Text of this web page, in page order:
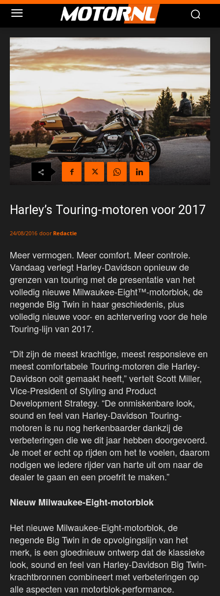
Harley’s Touring-motoren voor 2017
24/08/2016 door Redactie
Meer vermogen. Meer comfort. Meer controle.
Vandaag verlegt Harley-Davidson opnieuw de
grenzen van touring met de presentatie van het
volledig nieuwe Milwaukee-Eight™-motorblok, de
negende Big Twin in haar geschiedenis, plus
volledig nieuwe voor- en achtervering voor de hele
Touring-lijn van 2017.
“Dit zijn de meest krachtige, meest responsieve en
meest comfortabele Touring-motoren die Harley-
Davidson ooit gemaakt heeft,” vertelt Scott Miller,
Vice-President of Styling and Product
Development Strategy. “De onmiskenbare look,
sound en feel van Harley-Davidson Touring-
motoren is nu nog herkenbaarder dankzij de
verbeteringen die we dit jaar hebben doorgevoerd.
Je moet er echt op rijden om het te voelen, daarom
nodigen we iedere rijder van harte uit om naar de
dealer te gaan en een proefrit te maken.”
Nieuw Milwaukee-Eight-motorblok
Het nieuwe Milwaukee-Eight-motorblok, de
negende Big Twin in de opvolgingslijn van het
merk, is een gloednieuw ontwerp dat de klassieke
look, sound en feel van Harley-Davidson Big Twin-
krachtbronnen combineert met verbeteringen op
alle aspecten van motorblok-performance.